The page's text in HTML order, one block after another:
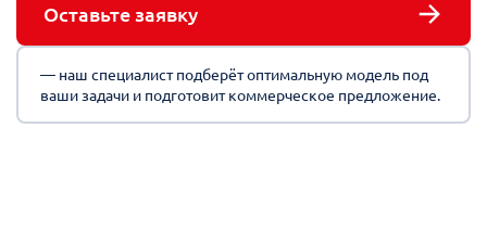
Оставьте заявку
— наш специалист подберёт оптимальную модель под
ваши задачи и подготовит коммерческое предложение.